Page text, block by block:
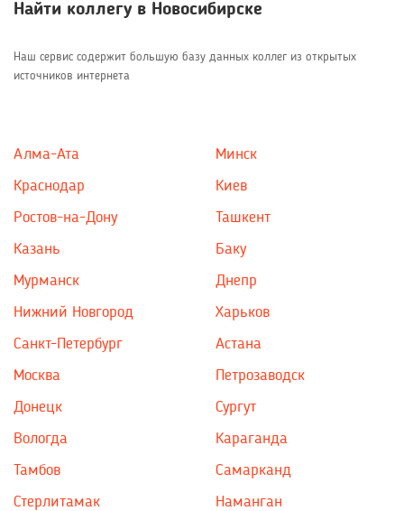
Найти коллегу в Новосибирске
Наш сервис содержит большую базу данных коллег из открытых
источников интернета
Алма-Ата
Краснодар
Ростов-на-Дону
Казань
Мурманск
Нижний Новгород
Санкт-Петербург
Москва
Донецк
Минск
Киев
Ташкент
Баку
Днепр
Харьков
Астана
Петрозаводск
Сургут
Вологда
Тамбов
Стерлитамак
Караганда
Самарканд
Наманган